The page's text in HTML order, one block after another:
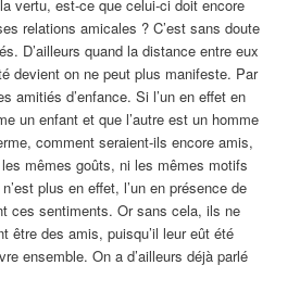
vertu, est-ce que celui-ci doit encore
relations amicales ? C’est sans doute
D’ailleurs quand la distance entre eux
devient on ne peut plus manifeste. Par
amitiés d’enfance. Si l’un en effet en
un enfant et que l’autre est un homme
comment seraient-ils encore amis,
les mêmes goûts, ni les mêmes motifs
plus en effet, l’un en présence de
ces sentiments. Or sans cela, ils ne
être des amis, puisqu’il leur eût été
ensemble. On a d’ailleurs déjà parlé